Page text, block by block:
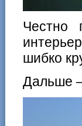
Честно
шибко
Дальше